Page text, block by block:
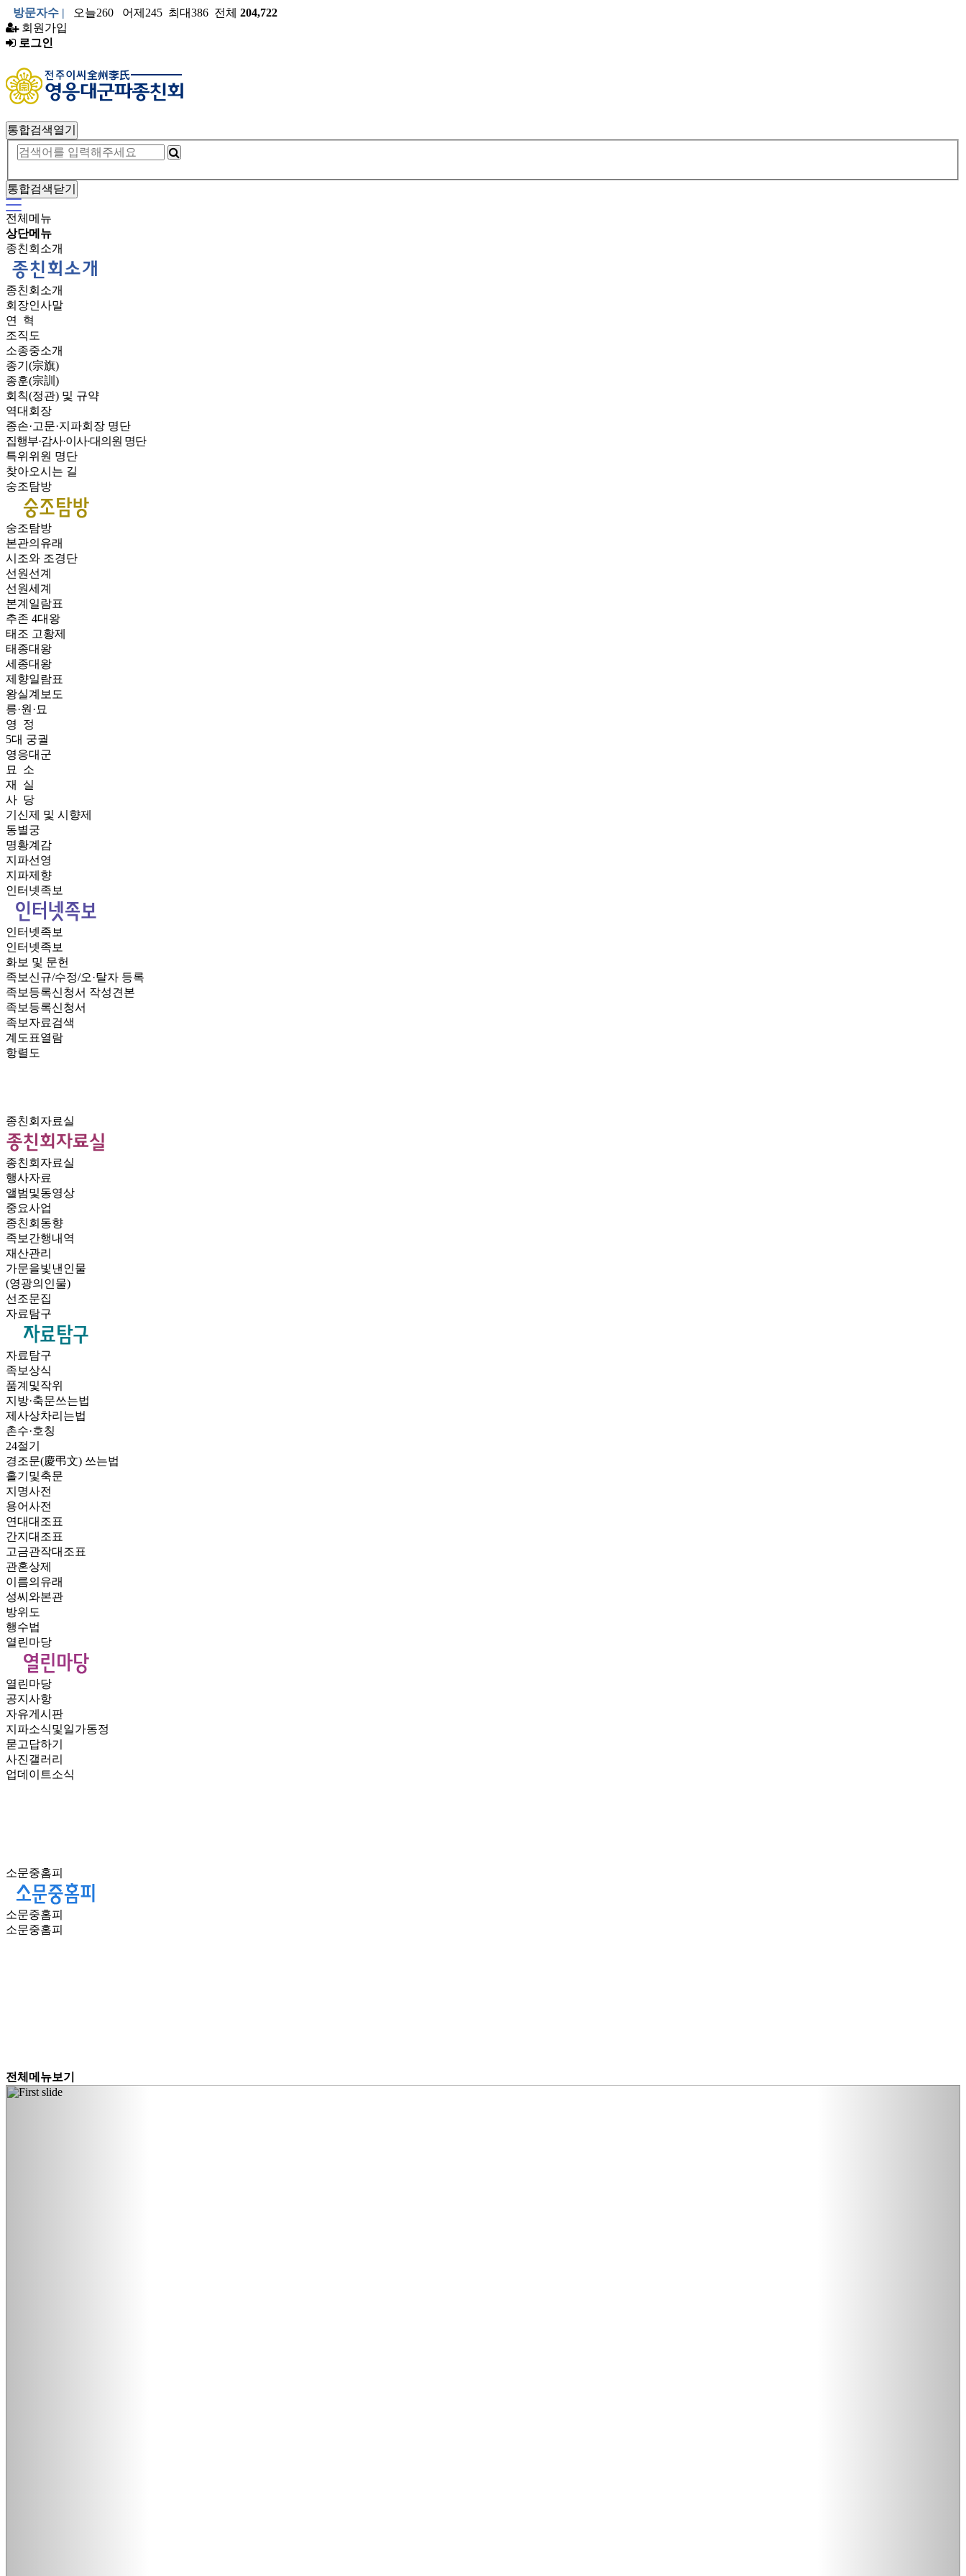
방문자수 | 오늘260 어제245 최대386 전체 204,722
회원가입
로그인
통합검색열기
통합검색닫기
전체메뉴
상단메뉴
종친회소개
종친회소개
회장인사말
연 혁
조직도
소종중소개
종기(宗旗)
종훈(宗訓)
회칙(정관) 및 규약
역대회장
종손·고문·지파회장 명단
집행부·감사·이사·대의원 명단
특위위원 명단
찾아오시는 길
숭조탐방
숭조탐방
본관의유래
시조와 조경단
선원선계
선원세계
본계일람표
추존 4대왕
태조 고황제
태종대왕
세종대왕
제향일람표
왕실계보도
릉·원·묘
영 정
5대 궁궐
영응대군
묘 소
재 실
사 당
기신제 및 시향제
동별궁
명황계감
지파선영
지파제향
인터넷족보
인터넷족보
인터넷족보
화보 및 문헌
족보신규/수정/오·탈자 등록
족보등록신청서 작성견본
족보등록신청서
족보자료검색
계도표열람
항렬도
종친회자료실
종친회자료실
행사자료
앨범및동영상
중요사업
종친회동향
족보간행내역
재산관리
가문을빛낸인물
(영광의인물)
선조문집
자료탐구
자료탐구
족보상식
품계및작위
지방·축문쓰는법
제사상차리는법
촌수·호칭
24절기
경조문(慶弔文) 쓰는법
홀기및축문
지명사전
용어사전
연대대조표
간지대조표
고금관작대조표
관혼상제
이름의유래
성씨와본관
방위도
행수법
열린마당
열린마당
공지사항
자유게시판
지파소식및일가동정
묻고답하기
사진갤러리
업데이트소식
소문중홈피
소문중홈피
소문중홈피
전체메뉴보기